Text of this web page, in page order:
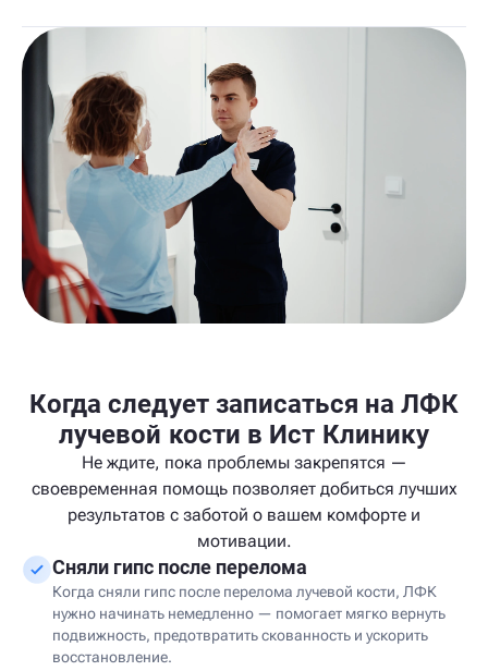
Когда следует записаться на ЛФК
лучевой кости в Ист Клинику
Не ждите, пока проблемы закрепятся —
своевременная помощь позволяет добиться лучших
результатов с заботой о вашем комфорте и
мотивации.
Сняли гипс после перелома
Когда сняли гипс после перелома лучевой кости, ЛФК
нужно начинать немедленно — помогает мягко вернуть
подвижность, предотвратить скованность и ускорить
восстановление.